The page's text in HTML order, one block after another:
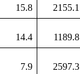
15.8 2155.1
14.4 1189.8
7.9 2597.3